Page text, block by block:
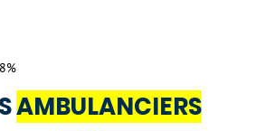
AMBULANCIERS